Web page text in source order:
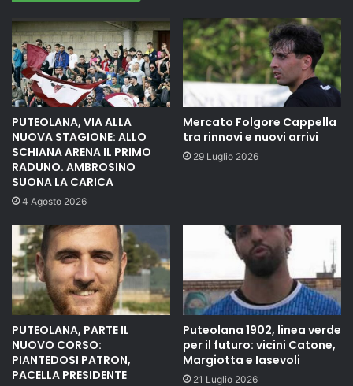
PUTEOLANA, VIA ALLA
NUOVA STAGIONE: ALLO
SCHIANA ARENA IL PRIMO
RADUNO. AMBROSINO
SUONA LA CARICA
4 Agosto 2026
Mercato Folgore Cappella
tra rinnovi e nuovi arrivi
29 Luglio 2026
PUTEOLANA, PARTE IL
NUOVO CORSO:
PIANTEDOSI PATRON,
PACELLA PRESIDENTE
Puteolana 1902, linea verde
per il futuro: vicini Catone,
Margiotta e Iasevoli
21 Luglio 2026